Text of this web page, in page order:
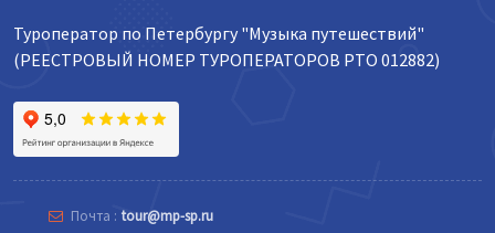
Туроператор по Петербургу "Музыка путешествий"
(РЕЕСТРОВЫЙ НОМЕР ТУРОПЕРАТОРОВ РТО 012882)
Почта : tour@mp-sp.ru